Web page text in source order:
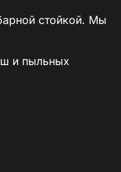
стойкой. Мы
и пыльных